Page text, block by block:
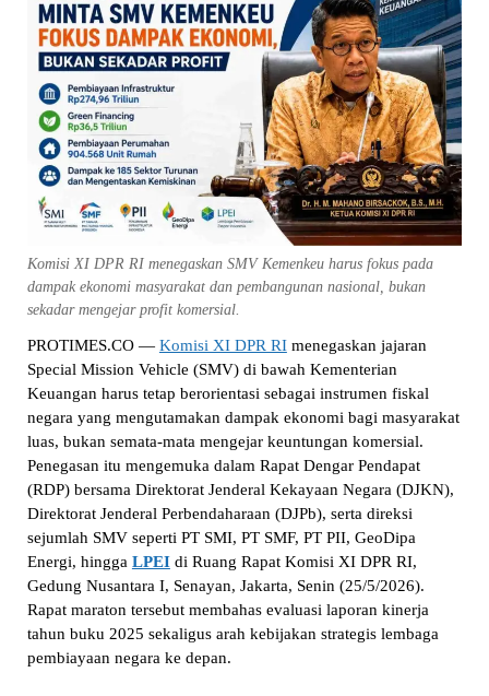
Komisi XI DPR RI menegaskan SMV Kemenkeu harus fokus pada
dampak ekonomi masyarakat dan pembangunan nasional, bukan
sekadar mengejar profit komersial.
PROTIMES.CO — Komisi XI DPR RImenegaskan jajaran
Special Mission Vehicle (SMV) di bawah Kementerian
Keuangan harus tetap berorientasi sebagai instrumen fiskal
negara yang mengutamakan dampak ekonomi bagi masyarakat
luas, bukan semata-mata mengejar keuntungan komersial.
Penegasan itu mengemuka dalam Rapat Dengar Pendapat
(RDP) bersama Direktorat Jenderal Kekayaan Negara (DJKN),
Direktorat Jenderal Perbendaharaan (DJPb), serta direksi
sejumlah SMV seperti PT SMI, PT SMF, PT PII, GeoDipa
Energi, hingga LPEIdi Ruang Rapat Komisi XI DPR RI,
Gedung Nusantara I, Senayan, Jakarta, Senin (25/5/2026).
Rapat maraton tersebut membahas evaluasi laporan kinerja
tahun buku 2025 sekaligus arah kebijakan strategis lembaga
pembiayaan negara ke depan.